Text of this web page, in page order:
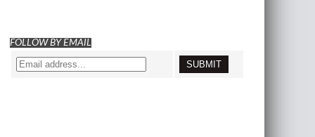
FOLLOW BY EMAIL